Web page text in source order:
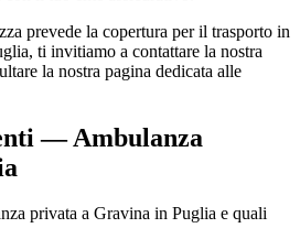
prevede la copertura per il trasporto in
, ti invitiamo a contattare la nostra
la nostra pagina dedicata alle
— Ambulanza
privata a Gravina in Puglia e quali